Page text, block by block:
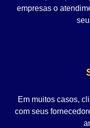
empresas o
Em muitos casos,
com seus